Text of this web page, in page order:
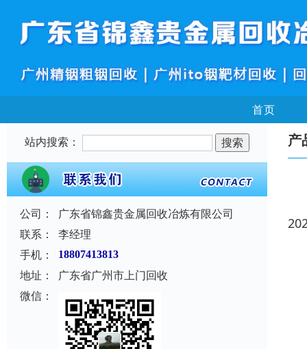
首页
站内搜索：
公司：
广东省锦鑫贵金属回收冶炼有限公司
联系：
李经理
手机：
18807413813
地址：
广东省广州市上门回收
微信：
产